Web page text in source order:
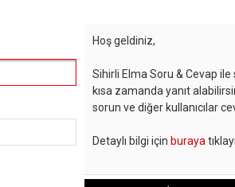
Hoş geldiniz,
Sihirli Elma Soru & Cevap ile
kısa zamanda yanıt
sorun ve diğer kullanıcılar
Detaylı bilgi için buraya